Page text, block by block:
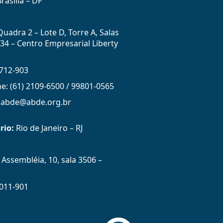
2 – Lote D, Torre A, Salas
– Centro Empresarial Liberty
903
(61) 2109-6500 / 99801-0565
Rio de Janeiro – RJ
10, sala 3506 –
901